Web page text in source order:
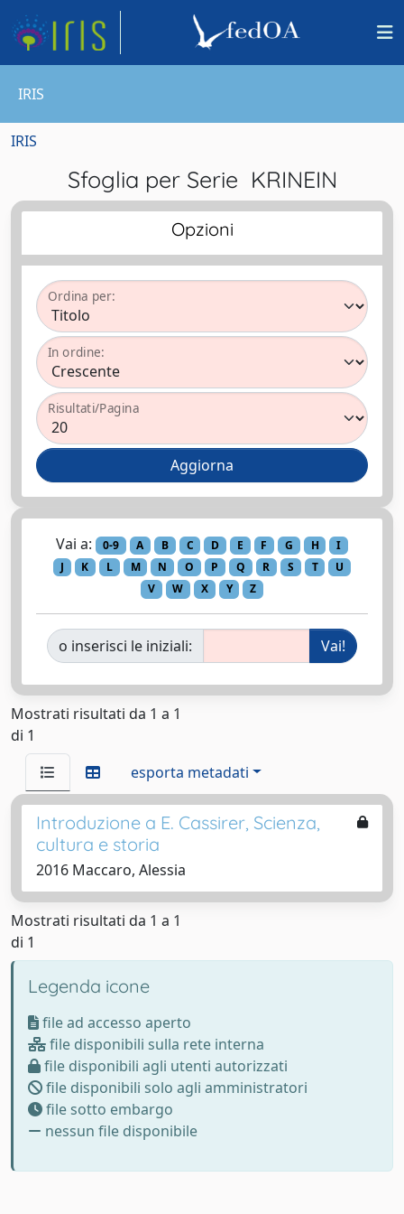
IRIS
IRIS
Sfoglia per Serie KRINEIN
Opzioni
Ordina per:
In ordine:
Risultati/Pagina
Vai a: 0-9 A B C D E F G H
I
J
K L M N O P Q R S T
U
V
W X Y Z
o inserisci le iniziali:
Mostrati risultati da 1 a 1
di 1
esporta metadati
Introduzione a E. Cassirer, Scienza,
cultura e storia
2016 Maccaro, Alessia
Mostrati risultati da 1 a 1
di 1
Legenda icone
file ad accesso aperto
file disponibili sulla rete interna
file disponibili agli utenti autorizzati
file disponibili solo agli amministratori
file sotto embargo
nessun file disponibile